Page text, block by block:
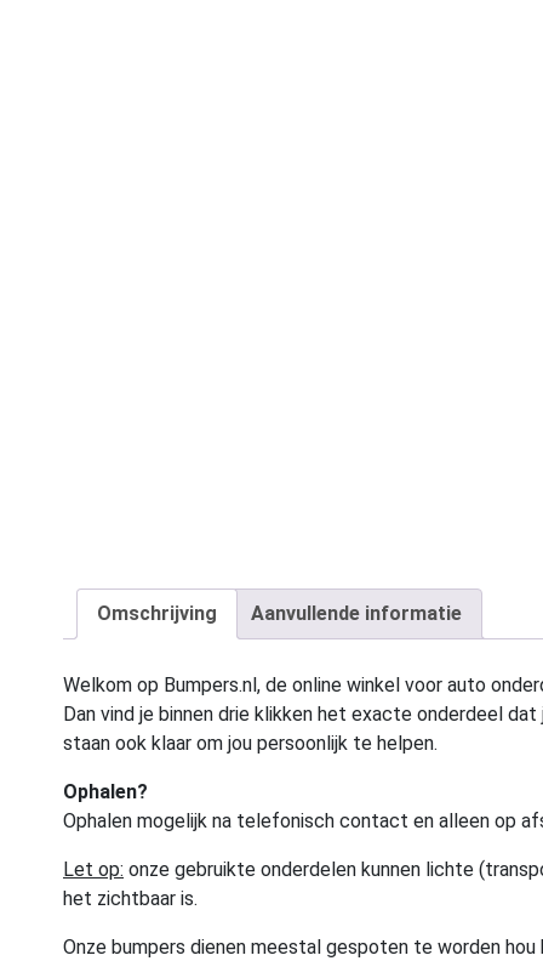
Omschrijving Aanvullende informatie
Welkom op Bumpers.nl, de online winkel voor auto
Dan vind je binnen drie klikken het exacte onderdeel
staan ook klaar om jou persoonlijk te helpen.
Ophalen?
Ophalen mogelijk na telefonisch contact en alleen op
Let op: onze gebruikte onderdelen kunnen lichte
het zichtbaar is.
Onze bumpers dienen meestal gespoten te worden hou